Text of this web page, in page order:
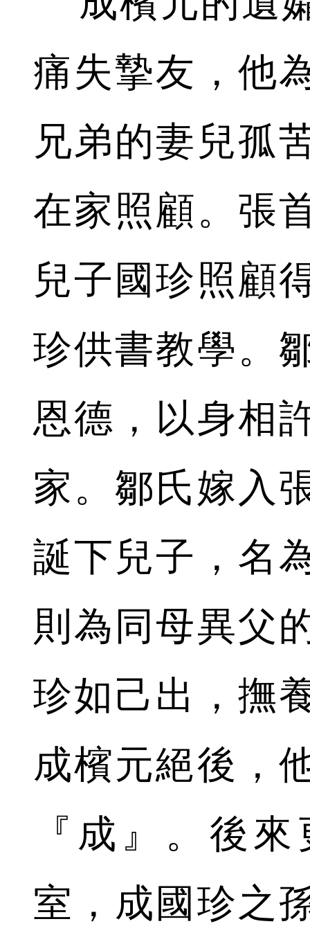
痛失摯友，他
兄弟的妻兒孤
在家照顧。張
兒子國珍照顧
珍供書教學。
恩德，以身相
家。鄒氏嫁入
誕下兒子，名
則為同母異父
珍如己出，撫
成檳元絕後，
『成』。後
室，成國珍之